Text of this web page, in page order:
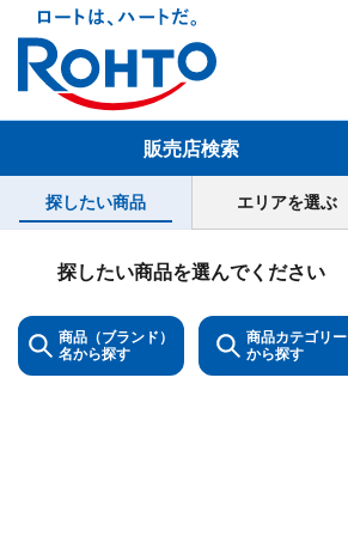
販売店検索
探したい商品 エリアを選ぶ
探したい商品を選んでください
商品（ブランド）
名から探す
商品カテゴリー
から探す